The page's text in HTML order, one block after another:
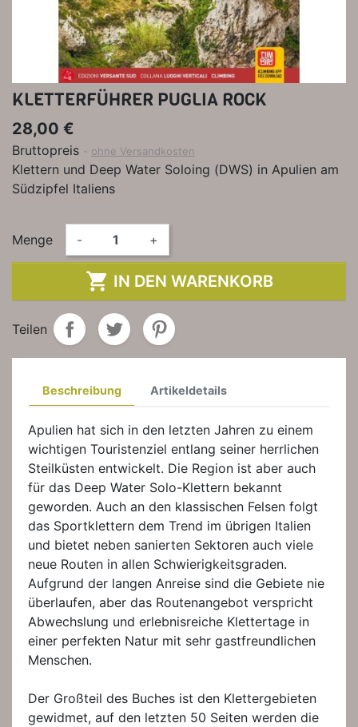
KLETTERFÜHRER PUGLIA ROCK
28,00 €
Bruttopreis ohne Versandkosten
Klettern und Deep Water Soloing (DWS) in Apulien am
Südzipfel Italiens
Menge - +
 IN DEN WARENKORB
Teilen
Beschreibung Artikeldetails
Apulien hat sich in den letzten Jahren zu einem
wichtigen Touristenziel entlang seiner herrlichen
Steilküsten entwickelt. Die Region ist aber auch
für das Deep Water Solo-Klettern bekannt
geworden. Auch an den klassischen Felsen folgt
das Sportklettern dem Trend im übrigen Italien
und bietet neben sanierten Sektoren auch viele
neue Routen in allen Schwierigkeitsgraden.
Aufgrund der langen Anreise sind die Gebiete nie
überlaufen, aber das Routenangebot verspricht
Abwechslung und erlebnisreiche Klettertage in
einer perfekten Natur mit sehr gastfreundlichen
Menschen.
Der Großteil des Buches ist den Klettergebieten
gewidmet, auf den letzten 50 Seiten werden die